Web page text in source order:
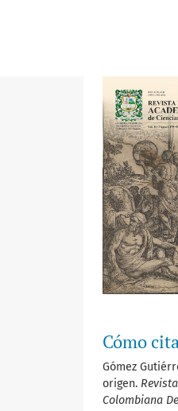
Cómo
Gómez
origen.
Colombiana